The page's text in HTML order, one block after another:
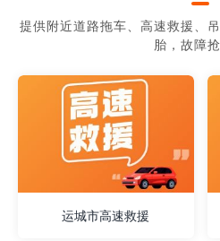
提供附近道路拖车、高速救援、
胎，故障
运城市高速救援